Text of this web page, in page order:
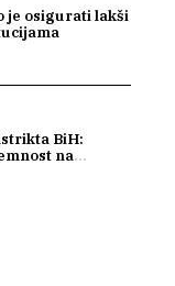
je osigurati lakši
BiH:
na